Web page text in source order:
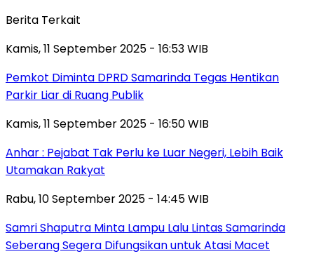
Berita Terkait
Kamis, 11 September 2025 - 16:53 WIB
Pemkot Diminta DPRD Samarinda Tegas Hentikan
Parkir Liar di Ruang Publik
Kamis, 11 September 2025 - 16:50 WIB
Anhar : Pejabat Tak Perlu ke Luar Negeri, Lebih Baik
Utamakan Rakyat
Rabu, 10 September 2025 - 14:45 WIB
Samri Shaputra Minta Lampu Lalu Lintas Samarinda
Seberang Segera Difungsikan untuk Atasi Macet